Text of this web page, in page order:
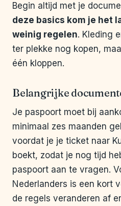
Begin altijd met je
deze basics kom je het
weinig regelen. Kleding
ter plekke nog kopen,
één kloppen.
Belangrijke
Je paspoort moet bij
minimaal zes maanden
voordat je je ticket naar
boekt, zodat je nog tijd
paspoort aan te vragen.
Nederlanders is een kort
de regels veranderen af